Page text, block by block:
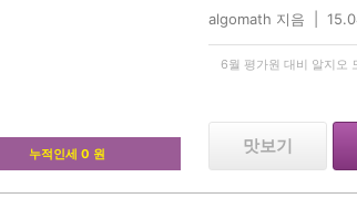
누적인세 0 원
algomath 지음 |
6월 평가원 대비 알지오
맛보기